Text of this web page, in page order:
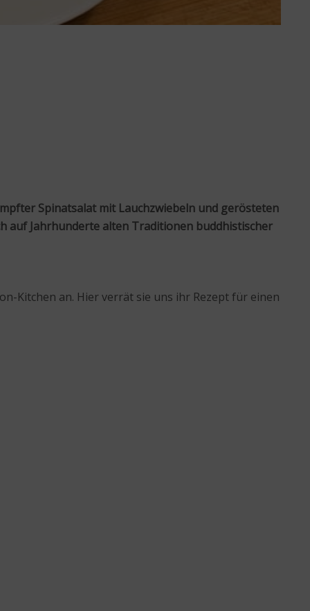
Spinatsalat mit Lauchzwiebeln und gerösteten
auf Jahrhunderte alten Traditionen buddhistischer
Kitchen an. Hier verrät sie uns ihr Rezept für einen